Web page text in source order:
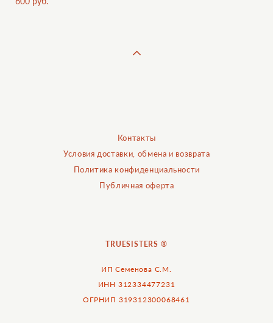
Контакты
Условия доставки, обмена и возврата
Политика конфиденциальности
Публичная оферта
TRUESISTERS ®
ИП Семенова С.М.
ИНН 312334477231
ОГРНИП 319312300068461